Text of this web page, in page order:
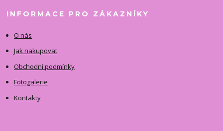
INFORMACE PRO ZÁKAZNÍKY
O nás
Jak nakupovat
Obchodní podmínky
Fotogalerie
Kontakty